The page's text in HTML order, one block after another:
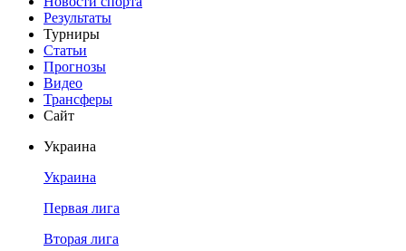
Результаты
Турниры
Статьи
Прогнозы
Видео
Трансферы
Сайт
Украина
Украина
Первая лига
Вторая лига